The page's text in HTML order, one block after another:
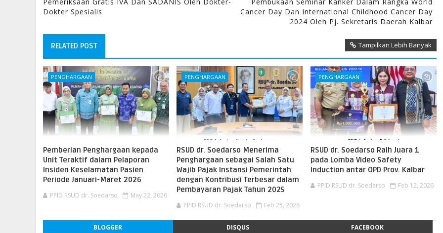
Dokter Spesialis
Cancer Day Dan International Childhood Cancer Day
2024 Oleh Pj. Sekretaris Daerah Kalbar
RELATED POST Tampilkan Lebih Banyak
PENGHARGAAN
Pemberian Penghargaan kepada
Unit Teraktif dalam Pelaporan
Insiden Keselamatan Pasien
Periode Januari-Maret 2026
PPID RSUD dr. Soedarso May 22, 2026
PENGHARGAAN
RSUD dr. Soedarso Menerima
Penghargaan sebagai Salah Satu
Wajib Pajak Instansi Pemerintah
dengan Kontribusi Terbesar dalam
Pembayaran Pajak Tahun 2025
PPID RSUD dr. Soedarso Feb 25, 2026
PENGHARGAAN
RSUD dr. Soedarso Raih Juara 1
pada Lomba Video Safety
Induction antar OPD Prov. Kalbar
PPID RSUD dr. Soedarso Feb 12, 2026
BLOGGER DISQUS FACEBOOK